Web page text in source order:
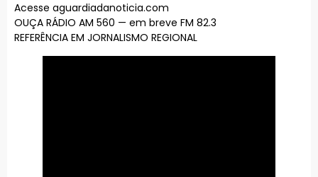
Acesse aguardiadanoticia.com
OUÇA RÁDIO AM 560 — em breve FM 82.3
REFERÊNCIA EM JORNALISMO REGIONAL